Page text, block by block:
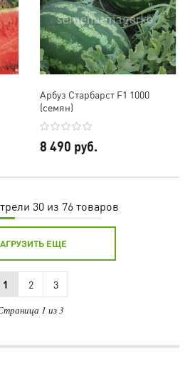
Арбуз Старбарст F1 1000
(семян)
8 490 руб.
30 из 76 товаров
ЕЩЕ
1 2
3
1 из 3